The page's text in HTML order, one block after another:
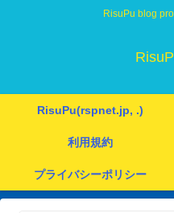
RisuPu blog
RisuPu(rspnet.jp, .)
利用規約
プライバシーポリシー